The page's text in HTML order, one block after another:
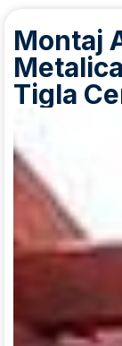
Montaj
Tigla